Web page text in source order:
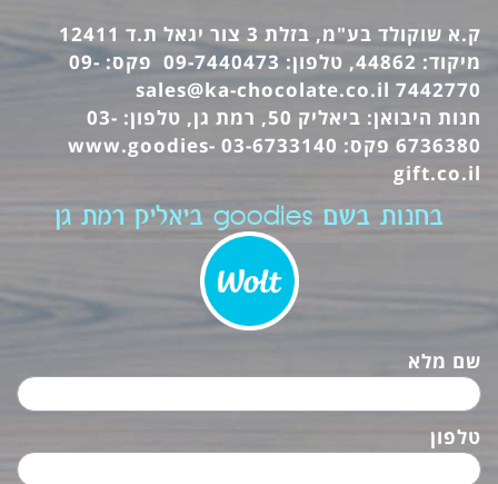
ק.א שוקולד בע"מ, בזלת 3 צור יגאל ת.ד 12411
מיקוד: 44862, טלפון: 09-7440473 פקס: 09-
7442770
sales@ka-chocolate.co.il
חנות היבואן: ביאליק 50, רמת גן, טלפון: 03-
6736380 פקס: 03-6733140
www.goodies-
gift.co.il
בחנות בשם goodies ביאליק רמת גן
שם מלא
טלפון